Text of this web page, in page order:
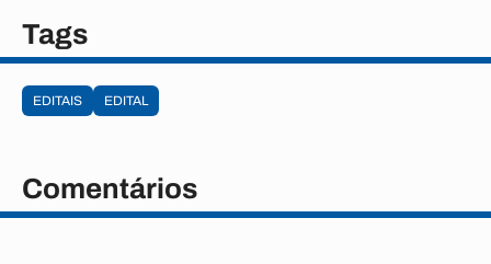
Tags
EDITAIS EDITAL
Comentários